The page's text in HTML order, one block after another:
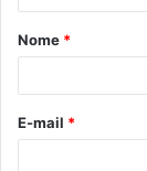
á
r
*
Nome *
E-mail *